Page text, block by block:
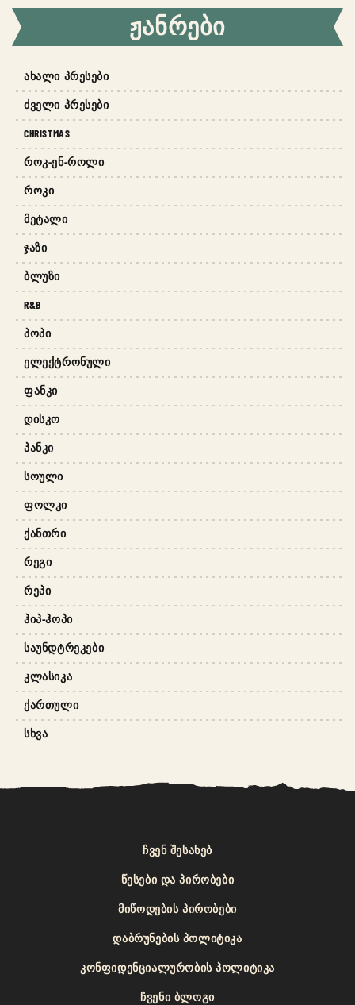
ᲟᲐᲜᲠᲔᲑᲘ
ᲐᲮᲐᲚᲘ ᲞᲠᲔᲡᲔᲑᲘ
ᲫᲕᲔᲚᲘ ᲞᲠᲔᲡᲔᲑᲘ
CHRISTMAS
ᲠᲝᲙ-ᲔᲜ-ᲠᲝᲚᲘ
ᲠᲝᲙᲘ
ᲛᲔᲢᲐᲚᲘ
ᲯᲐᲖᲘ
ᲑᲚᲣᲖᲘ
R&B
ᲞᲝᲞᲘ
ᲔᲚᲔᲥᲢᲠᲝᲜᲣᲚᲘ
ᲤᲐᲜᲙᲘ
ᲓᲘᲡᲙᲝ
ᲞᲐᲜᲙᲘ
ᲡᲝᲣᲚᲘ
ᲤᲝᲚᲙᲘ
ᲥᲐᲜᲗᲠᲘ
ᲠᲔᲒᲘ
ᲠᲔᲞᲘ
ᲰᲘᲞ-ᲰᲝᲞᲘ
ᲡᲐᲣᲜᲓᲢᲠᲔᲙᲔᲑᲘ
ᲙᲚᲐᲡᲘᲙᲐ
ᲥᲐᲠᲗᲣᲚᲘ
ᲡᲮᲕᲐ
ᲩᲕᲔᲜ ᲨᲔᲡᲐᲮᲔᲑ
ᲬᲔᲡᲔᲑᲘ ᲓᲐ ᲞᲘᲠᲝᲑᲔᲑᲘ
ᲛᲘᲬᲝᲓᲔᲑᲘᲡ ᲞᲘᲠᲝᲑᲔᲑᲘ
ᲓᲐᲑᲠᲣᲜᲔᲑᲘᲡ ᲞᲝᲚᲘᲢᲘᲙᲐ
ᲙᲝᲜᲤᲘᲓᲔᲜᲪᲘᲐᲚᲣᲠᲝᲑᲘᲡ ᲞᲝᲚᲘᲢᲘᲙᲐ
ᲩᲕᲔᲜᲘ ᲑᲚᲝᲒᲘ